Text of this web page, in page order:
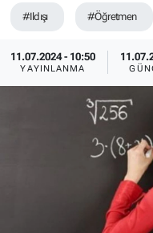
#Ildışı #Öğretmen
11.07.2024 - 10:50
YAYINLANMA